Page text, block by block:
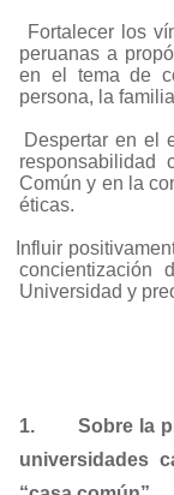
Fortalecer los
peruanas a
en el tema de
persona, la
Despertar en el
Común y en la
éticas.
Influir
concientización
Universidad y
1.
Sobre la
universidades